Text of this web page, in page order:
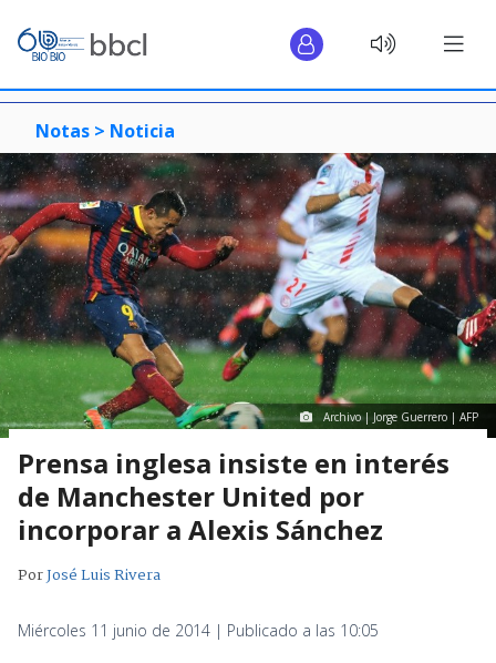
Notas > Noticia
Archivo | Jorge Guerrero | AFP
Prensa inglesa insiste en interés
de Manchester United por
incorporar a Alexis Sánchez
PorJosé Luis Rivera
Miércoles 11 junio de 2014 | Publicado a las 10:05